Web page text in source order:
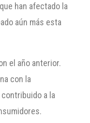
han afectado la
aún más esta
el año anterior.
con la
a la